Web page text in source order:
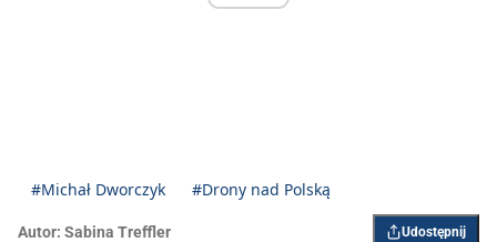
#Michał Dworczyk #Drony nad Polską
Autor: Sabina Treffler Udostępnij